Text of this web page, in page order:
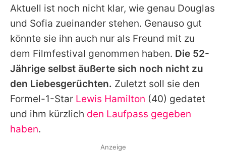
Aktuell ist noch nicht klar, wie genau Douglas
und Sofia zueinander stehen. Genauso gut
könnte sie ihn auch nur als Freund mit zu
dem Filmfestival genommen haben. Die 52-
Jährige selbst äußerte sich noch nicht zu
den Liebesgerüchten. Zuletzt soll sie den
Formel-1-Star Lewis Hamilton (40) gedatet
und ihm kürzlich den Laufpass gegeben
haben.
Anzeige